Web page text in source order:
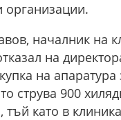
началник на
на
на
струва 900
тъй като в